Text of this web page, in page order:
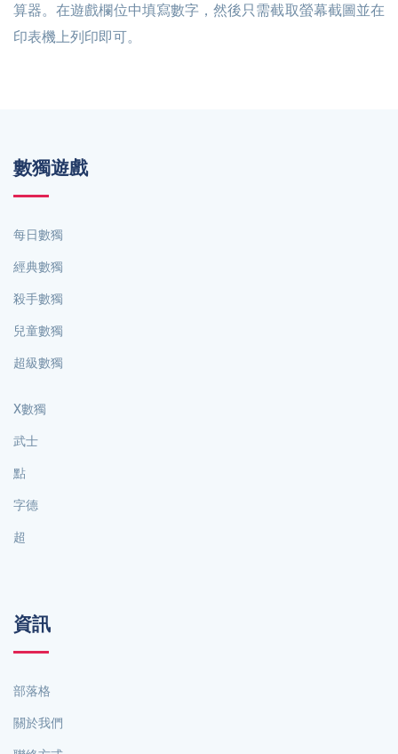
算器。在遊戲欄位中填寫數字，然後只需截取螢幕截圖並在
印表機上列印即可。
數獨遊戲
每日數獨
經典數獨
殺手數獨
兒童數獨
超級數獨
X數獨
武士
點
字德
超
資訊
部落格
關於我們